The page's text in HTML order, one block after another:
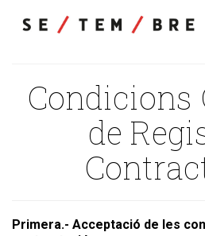
Condicions
de
Primera.- Acceptació de les